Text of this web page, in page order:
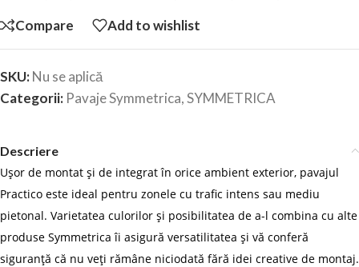
Compare Add to wishlist
SKU:Nu se aplică
Categorii: Pavaje Symmetrica,SYMMETRICA
Descriere
Ușor de montat și de integrat în orice ambient exterior, pavajul
Practico este ideal pentru zonele cu trafic intens sau mediu
pietonal. Varietatea culorilor și posibilitatea de a-l combina cu alte
produse Symmetrica îi asigură versatilitatea și vă conferă
siguranță că nu veți rămâne niciodată fără idei creative de montaj.